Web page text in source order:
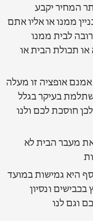
המחיר יקבע
ממנו או אליו אתם
לבית ממנו
תכולת הבית או
אופציה זו מעלה
בעיקר בגלל
חוסכת לכם ולנו
את מעבר הבית לא
היא גמישות במועד
ונסיון
וגם לנו